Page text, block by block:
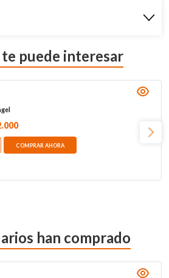
te puede interesar
.000
COMPRAR AHORA
han comprado